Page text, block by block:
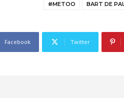
#METOO BART DE
Facebook Twitter